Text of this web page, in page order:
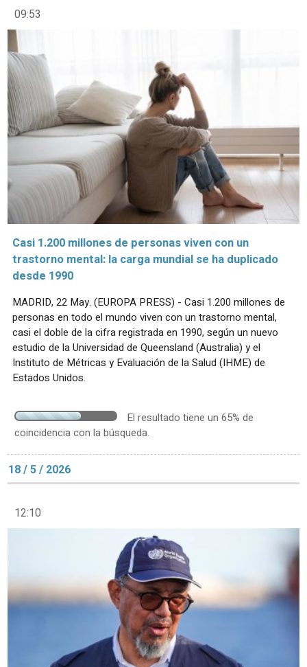
09:53
Casi 1.200 millones de personas viven con un
trastorno mental: la carga mundial se ha duplicado
desde 1990
MADRID, 22 May. (EUROPA PRESS) - Casi 1.200 millones de
personas en todo el mundo viven con un trastorno mental,
casi el doble de la cifra registrada en 1990, según un nuevo
estudio de la Universidad de Queensland (Australia) y el
Instituto de Métricas y Evaluación de la Salud (IHME) de
Estados Unidos.
El resultado tiene un 65% de
coincidencia con la búsqueda.
18 / 5 / 2026
12:10